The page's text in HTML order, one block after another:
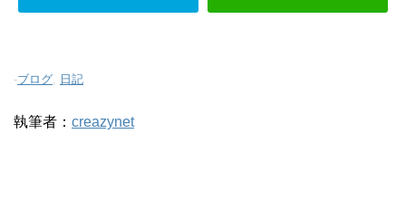
-ブログ, 日記
執筆者： creazynet